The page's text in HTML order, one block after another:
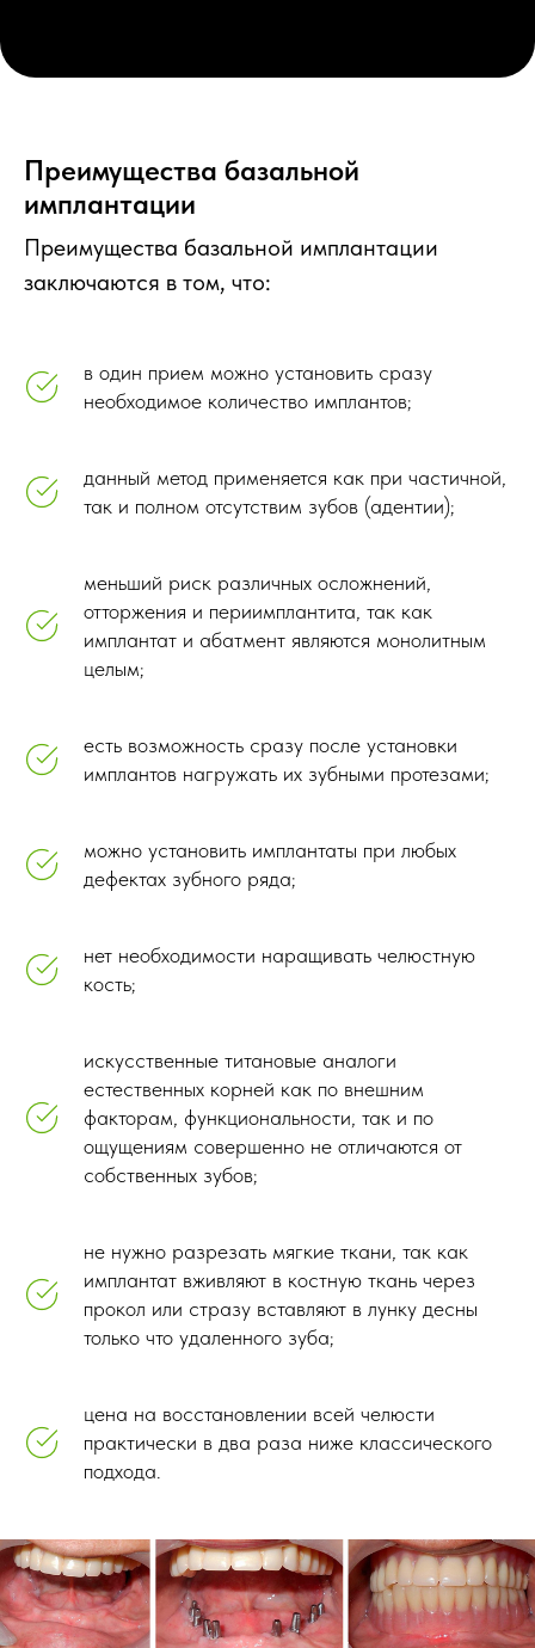
Преимущества базальной
имплантации
Преимущества базальной имплантации
заключаются в том, что:
в один прием можно установить сразу
необходимое количество имплантов;
данный метод применяется как при частичной,
так и полном отсутствим зубов (адентии);
меньший риск различных осложнений,
отторжения и периимплантита, так как
имплантат и абатмент являются монолитным
целым;
есть возможность сразу после установки
имплантов нагружать их зубными протезами;
можно установить имплантаты при любых
дефектах зубного ряда;
нет необходимости наращивать челюстную
кость;
искусственные титановые аналоги
естественных корней как по внешним
факторам, функциональности, так и по
ощущениям совершенно не отличаются от
собственных зубов;
не нужно разрезать мягкие ткани, так как
имплантат вживляют в костную ткань через
прокол или стразу вставляют в лунку десны
только что удаленного зуба;
цена на восстановлении всей челюсти
практически в два раза ниже классического
подхода.
консультацию!
доктором лично
Узнайте дальнейшие
Получите оптимальный
вариант восстановления
здоровой улыбки
Я соглашаюсьс политикой
конфиденциальности